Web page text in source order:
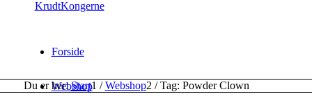
Forside
Webshop
Du er her: Start1 / Webshop2 / Tag: Powder Clown